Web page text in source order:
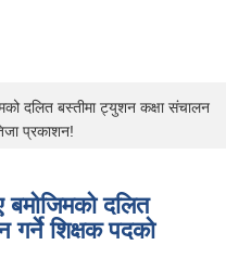
दलित बस्तीमा ट्युशन कक्षा संचालन
प्रकाशन!
बमोजिमको दलित
गर्ने शिक्षक पदको